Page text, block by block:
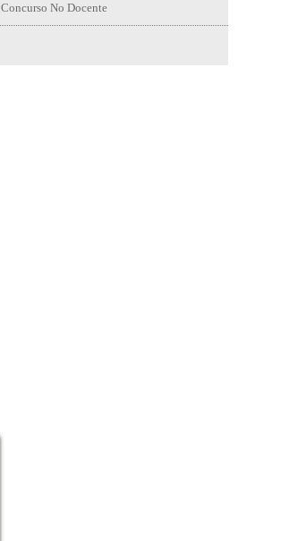
Concurso No Docente